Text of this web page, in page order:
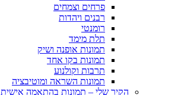
פרחים וצמחים
רבנים ויהדות
רומנטי
תלת מימד
תמונות אופנה ושיק
תמונות בקו אחד
תרבות וקולנוע
תמונות השראה ומוטיבציה
הקיר שלי – תמונות בהתאמה אישית